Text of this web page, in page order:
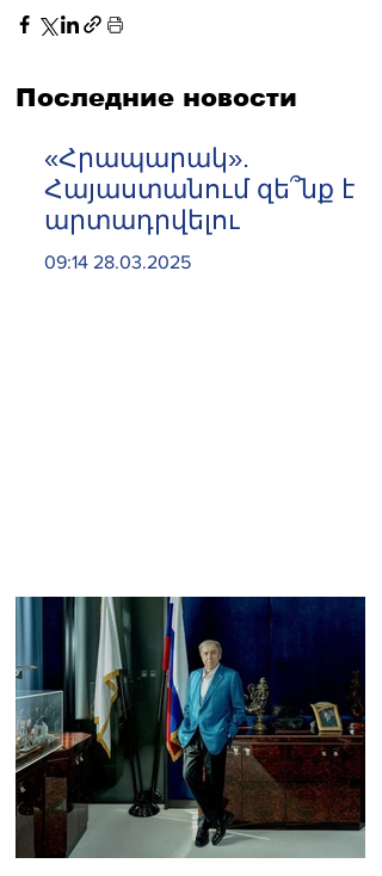
Последние новости
«Հրապարակ».
Հայաստանում զե՞նք է
արտադրվելու
09:14 28.03.2025